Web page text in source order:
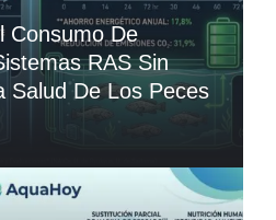
Consumo De
RAS Sin
Salud De Los Peces